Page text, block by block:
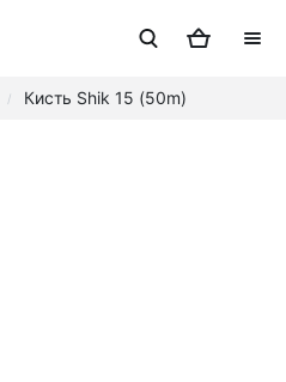
/ Кисть Shik 15 (50m)